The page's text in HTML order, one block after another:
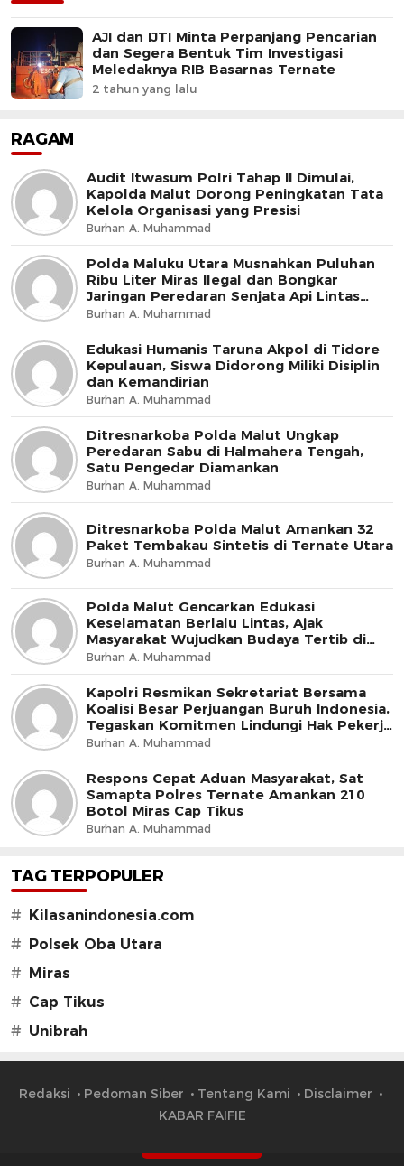
AJI dan IJTI Minta Perpanjang Pencarian
dan Segera Bentuk Tim Investigasi
Meledaknya RIB Basarnas Ternate
2 tahun yang lalu
RAGAM
Audit Itwasum Polri Tahap II Dimulai,
Kapolda Malut Dorong Peningkatan Tata
Kelola Organisasi yang Presisi
Burhan A. Muhammad
Polda Maluku Utara Musnahkan Puluhan
Ribu Liter Miras Ilegal dan Bongkar
Jaringan Peredaran Senjata Api Lintas
Negara
Burhan A. Muhammad
Edukasi Humanis Taruna Akpol di Tidore
Kepulauan, Siswa Didorong Miliki Disiplin
dan Kemandirian
Burhan A. Muhammad
Ditresnarkoba Polda Malut Ungkap
Peredaran Sabu di Halmahera Tengah,
Satu Pengedar Diamankan
Burhan A. Muhammad
Ditresnarkoba Polda Malut Amankan 32
Paket Tembakau Sintetis di Ternate Utara
Burhan A. Muhammad
Polda Malut Gencarkan Edukasi
Keselamatan Berlalu Lintas, Ajak
Masyarakat Wujudkan Budaya Tertib di
Jalan
Burhan A. Muhammad
Kapolri Resmikan Sekretariat Bersama
Koalisi Besar Perjuangan Buruh Indonesia,
Tegaskan Komitmen Lindungi Hak Pekerja
dan Jaga Iklim Investasi
Burhan A. Muhammad
Respons Cepat Aduan Masyarakat, Sat
Samapta Polres Ternate Amankan 210
Botol Miras Cap Tikus
Burhan A. Muhammad
TAG TERPOPULER
# Kilasanindonesia.com
# Polsek Oba Utara
# Miras
# Cap Tikus
# Unibrah
Redaksi Pedoman Siber Tentang Kami
Disclaimer
KABAR FAIFIE